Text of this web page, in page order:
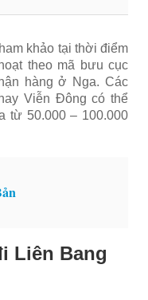
khảo tại thời điểm
theo mã bưu cục
hàng ở Nga. Các
Viễn Đông có thể
từ 50.000 – 100.000
Liên Bang